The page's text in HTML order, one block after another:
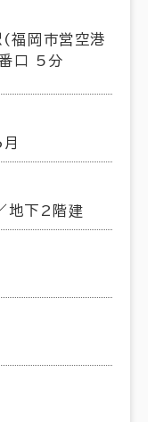
(福岡市営空港
口 5分
地下2階建